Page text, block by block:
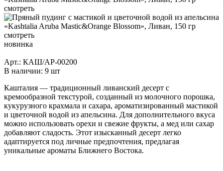
новинка
Арт.: КАШ/АР-00200
В наличии: 9 шт
Кашталия — традиционный ливанский десерт с
кремообразной текстурой, созданный из молочного порошка,
кукурузного крахмала и сахара, ароматизированный мастикой
и цветочной водой из апельсина. Для дополнительного вкуса
можно использовать орехи и свежие фрукты, а мед или сахар
добавляют сладость. Этот изысканный десерт легко
адаптируется под личные предпочтения, предлагая
уникальные ароматы Ближнего Востока.